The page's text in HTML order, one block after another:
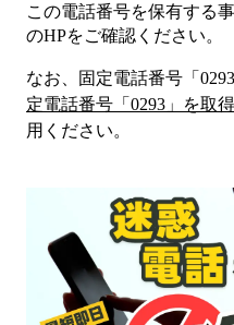
この電話番号を保有する
のHPをご確認ください。
なお、固定電話番号「 0293
定電話番号「 0293 」を取
用ください。